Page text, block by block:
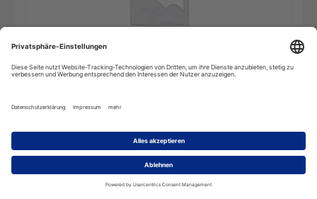
Die
Rechtschreibung
-
Benutzer